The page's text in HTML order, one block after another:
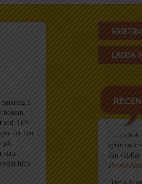
i
honom,
ord. Och
där han
på
vara
hitta
LADDA
”… en bok
den